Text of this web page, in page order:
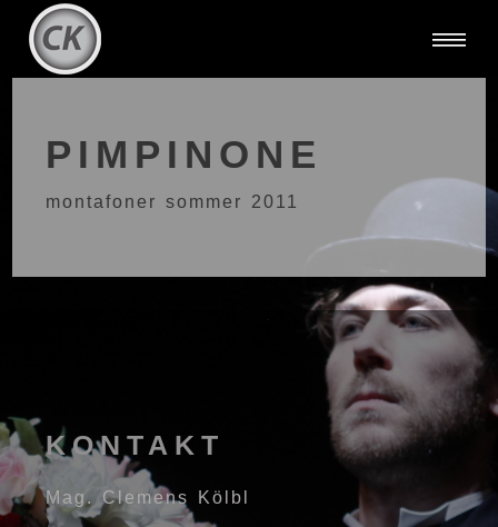
PIMPINONE
montafoner sommer 2011
KONTAKT
Mag. Clemens Kölbl